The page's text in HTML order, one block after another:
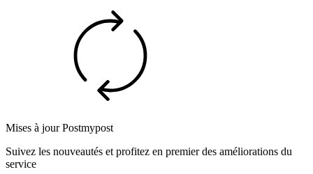
Mises à jour Postmypost
Suivez les nouveautés et profitez en premier des améliorations du
service